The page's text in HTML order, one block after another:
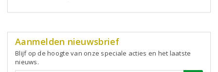
Aanmelden nieuwsbrief
Blijf op de hoogte van onze speciale acties en het laatste
nieuws.